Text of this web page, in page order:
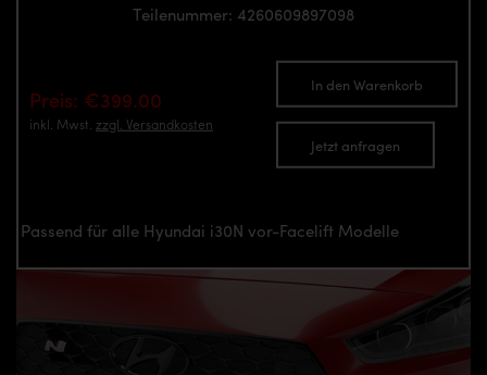
Teilenummer: 4260609897098
Preis: €399.00
inkl. Mwst. zzgl. Versandkosten
In den Warenkorb
Jetzt anfragen
Passend für alle Hyundai i30N vor-Facelift Modelle